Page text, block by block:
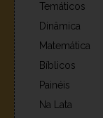
Temáticos
Dinâmica
Matemática
Bíblicos
Painéis
Na Lata